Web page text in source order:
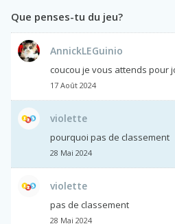
Que penses-tu du jeu?
AnnickLEGuinio
coucou je vous attends pour
17 Août 2024
violette
pourquoi pas de classement
28 Mai 2024
violette
pas de classement
28 Mai 2024